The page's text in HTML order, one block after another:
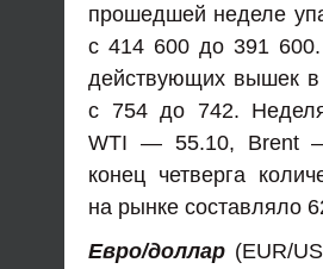
прошедшей неделе
с 414 600 до 391 600.
действующих вышек
с 754 до 742.
WTI — 55.10, Brent
конец четверга
на рынке составляло
Евро/доллар (EUR/